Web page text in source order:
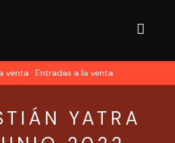
· Entradas a la venta ·
YATRA